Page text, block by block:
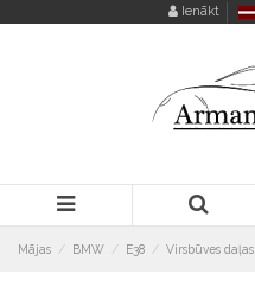
Ienākt
Mājas BMW E38 Virsbūves daļas